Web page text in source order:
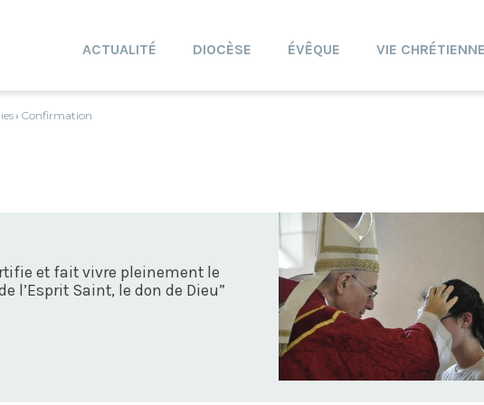
ACTUALITÉ DIOCÈSE ÉVÊQUE VIE CHRÉTIENNE
› Confirmation
et fait vivre pleinement le
l’Esprit Saint, le don de Dieu”